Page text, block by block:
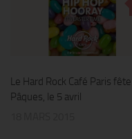
Le Hard Rock Café Paris fête
Pâques, le 5 avril